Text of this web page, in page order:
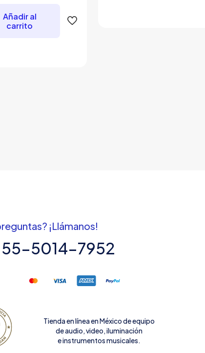
Añadir al
carrito
¡Llámanos!
55-5014-7952
Tienda en línea en México de equipo
de audio, video, iluminación
e instrumentos musicales.